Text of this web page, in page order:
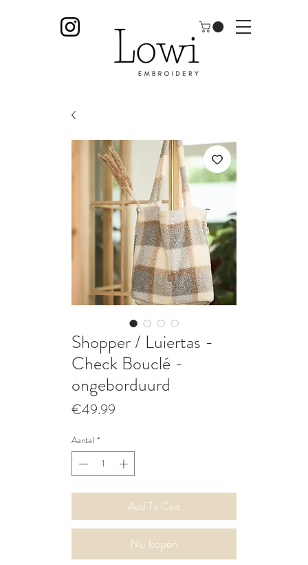
Shopper / Luiertas -
Check Bouclé -
ongeborduurd
€49.99
Aantal *
Add To Cart
Nu kopen